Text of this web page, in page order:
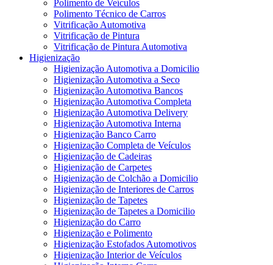
Polimento de Veículos
Polimento Técnico de Carros
Vitrificação Automotiva
Vitrificação de Pintura
Vitrificação de Pintura Automotiva
Higienização
Higienização Automotiva a Domicilio
Higienização Automotiva a Seco
Higienização Automotiva Bancos
Higienização Automotiva Completa
Higienização Automotiva Delivery
Higienização Automotiva Interna
Higienização Banco Carro
Higienização Completa de Veículos
Higienização de Cadeiras
Higienização de Carpetes
Higienização de Colchão a Domicilio
Higienização de Interiores de Carros
Higienização de Tapetes
Higienização de Tapetes a Domicilio
Higienização do Carro
Higienização e Polimento
Higienização Estofados Automotivos
Higienização Interior de Veículos